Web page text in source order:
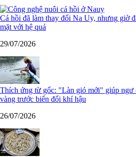
Cá hồi đã làm thay đổi Na Uy, nhưng giờ
mặt với hệ quả
29/07/2026
Thích ứng từ gốc: "Làn gió mới" giúp ngư
vàng trước biến đổi khí hậu
26/07/2026